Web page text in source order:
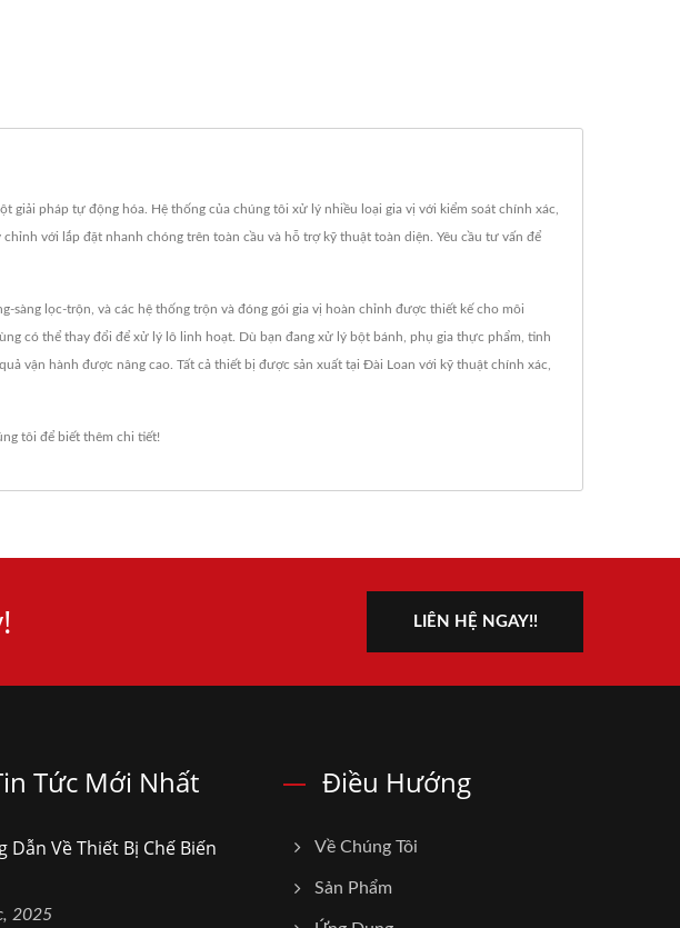
pháp tự động hóa. Hệ thống của chúng tôi xử lý nhiều loại gia vị với kiểm soát chính xác,
với lắp đặt nhanh chóng trên toàn cầu và hỗ trợ kỹ thuật toàn diện. Yêu cầu tư vấn để
sàng lọc-trộn, và các hệ thống trộn và đóng gói gia vị hoàn chỉnh được thiết kế cho môi
có thể thay đổi để xử lý lô linh hoạt. Dù bạn đang xử lý bột bánh, phụ gia thực phẩm, tinh
vận hành được nâng cao. Tất cả thiết bị được sản xuất tại Đài Loan với kỹ thuật chính xác,
tôi để biết thêm chi tiết!
LIÊN HỆ NGAY!!
Tức Mới Nhất
Dẫn Về Thiết Bị Chế Biến
2025
Điều Hướng
Về Chúng Tôi
Sản Phẩm